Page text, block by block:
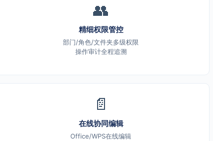
👥
精细权限管控
部门/角色/文件夹多级权限
操作审计全程追溯
📄
在线协同编辑
Office/WPS在线编辑